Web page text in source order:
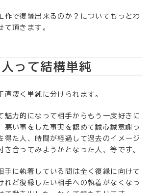
作で復縁出来るのか？についてもっとわ
頂きます。
って結構単純
凄く単純に分けられます。
魅力的になって相手からもう一度好きに
悪い事をした事実を認めて誠心誠意謝っ
得た人、時間が経過して過去のイメージ
き合ってみようかとなった人、等です。
手に執着している間は全く復縁に向けて
れど復縁したい相手への執着がなくなっ